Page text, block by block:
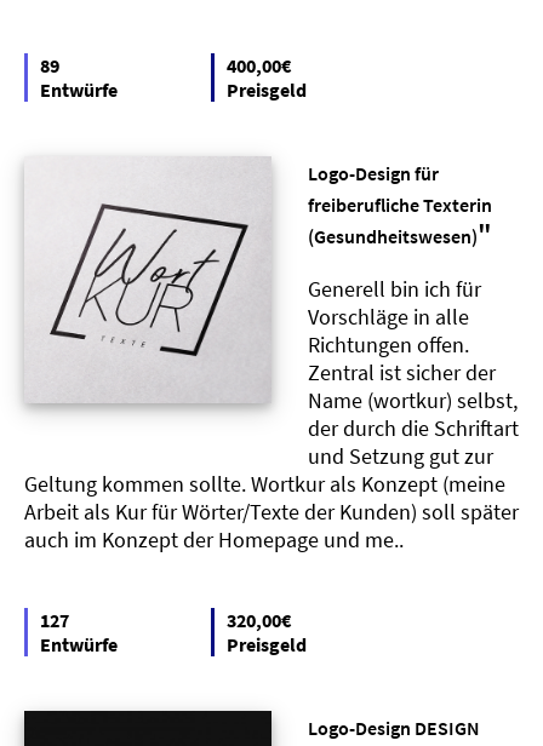
89
Entwürfe
400,00€
Preisgeld
Logo-Design für
freiberufliche Texterin
(Gesundheitswesen)"
Generell bin ich für
Vorschläge in alle
Richtungen offen.
Zentral ist sicher der
Name (wortkur) selbst,
der durch die Schriftart
und Setzung gut zur
Geltung kommen sollte. Wortkur als Konzept (meine
Arbeit als Kur für Wörter/Texte der Kunden) soll später
auch im Konzept der Homepage und me..
127
Entwürfe
320,00€
Preisgeld
Logo-Design DESIGN